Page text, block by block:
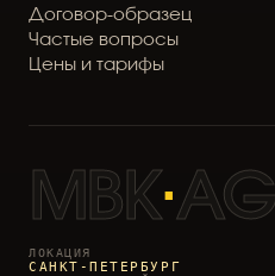
Договор-образец
Частые вопросы
ены и тарифы
MBK·
ЛОКАЦИЯ
САНКТ-ПЕТЕРБУРГ